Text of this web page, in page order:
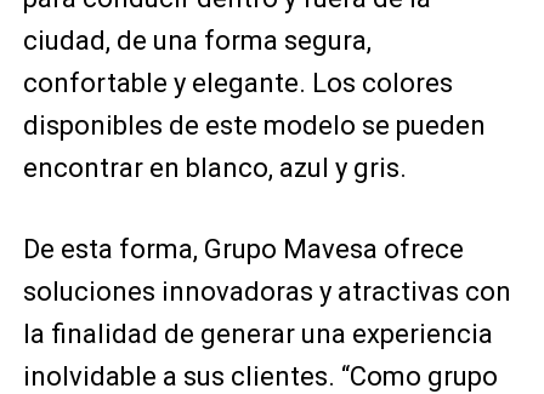
ciudad, de una forma segura,
confortable y elegante. Los colores
disponibles de este modelo se pueden
encontrar en blanco, azul y gris.
De esta forma, Grupo Mavesa ofrece
soluciones innovadoras y atractivas con
la finalidad de generar una experiencia
inolvidable a sus clientes. “Como grupo